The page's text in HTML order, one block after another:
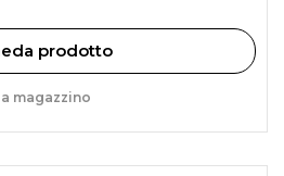
prodotto
magazzino